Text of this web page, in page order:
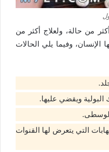
من حالة، ولعلاج أكثر من
وفيما يلي الحالات
ويقضي عليها.
الوسطى.
التي يتعرض لها القنوات